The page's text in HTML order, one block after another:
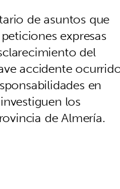
de asuntos que
expresas
del
accidente
en
los
de Almería.